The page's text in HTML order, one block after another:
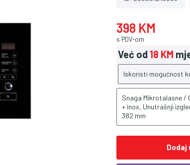
398 KM
s PDV-om
Već od 18 KM
Iskoristi mogućnost
Snaga Mikrotalasne /
+ inox, Unutrašnji
382 mm
Dodaj